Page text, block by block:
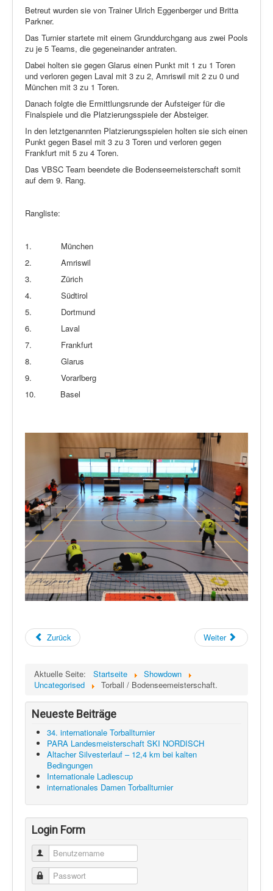
Betreut wurden sie von Trainer Ulrich Eggenberger und Britta
Parkner.
Das Turnier startete mit einem Grunddurchgang aus zwei Pools
zu je 5 Teams, die gegeneinander antraten.
Dabei holten sie gegen Glarus einen Punkt mit 1 zu 1 Toren
und verloren gegen Laval mit 3 zu 2, Amriswil mit 2 zu 0 und
München mit 3 zu 1 Toren.
Danach folgte die Ermittlungsrunde der Aufsteiger für die
Finalspiele und die Platzierungsspiele der Absteiger.
In den letztgenannten Platzierungsspielen holten sie sich einen
Punkt gegen Basel mit 3 zu 3 Toren und verloren gegen
Frankfurt mit 5 zu 4 Toren.
Das VBSC Team beendete die Bodenseemeisterschaft somit
auf dem 9. Rang.
Rangliste:
1.
München
2.
Amriswil
3.
Zürich
4.
Südtirol
5.
Dortmund
6.
Laval
7.
Frankfurt
8.
Glarus
9.
Vorarlberg
10.
Basel
Zurück Weiter
Aktuelle Seite: Startseite
Showdown
Uncategorised
Torball / Bodenseemeisterschaft.
Neueste Beiträge
34. internationale Torballturnier
PARA Landesmeisterschaft SKI NORDISCH
Altacher Silvesterlauf – 12,4 km bei kalten
Bedingungen
Internationale Ladiescup
internationales Damen Torballturnier
Login Form
Benutzername
Passwort